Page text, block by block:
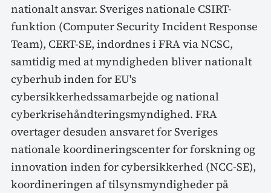
nationalt ansvar. Sveriges nationale CSIRT-
funktion (Computer Security Incident Response
Team), CERT-SE, indordnes i FRA via NCSC,
samtidig med at myndigheden bliver nationalt
cyberhub inden for EU's
cybersikkerhedssamarbejde og national
cyberkrisehåndteringsmyndighed. FRA
overtager desuden ansvaret for Sveriges
nationale koordineringscenter for forskning og
innovation inden for cybersikkerhed (NCC-SE),
koordineringen af tilsynsmyndigheder på